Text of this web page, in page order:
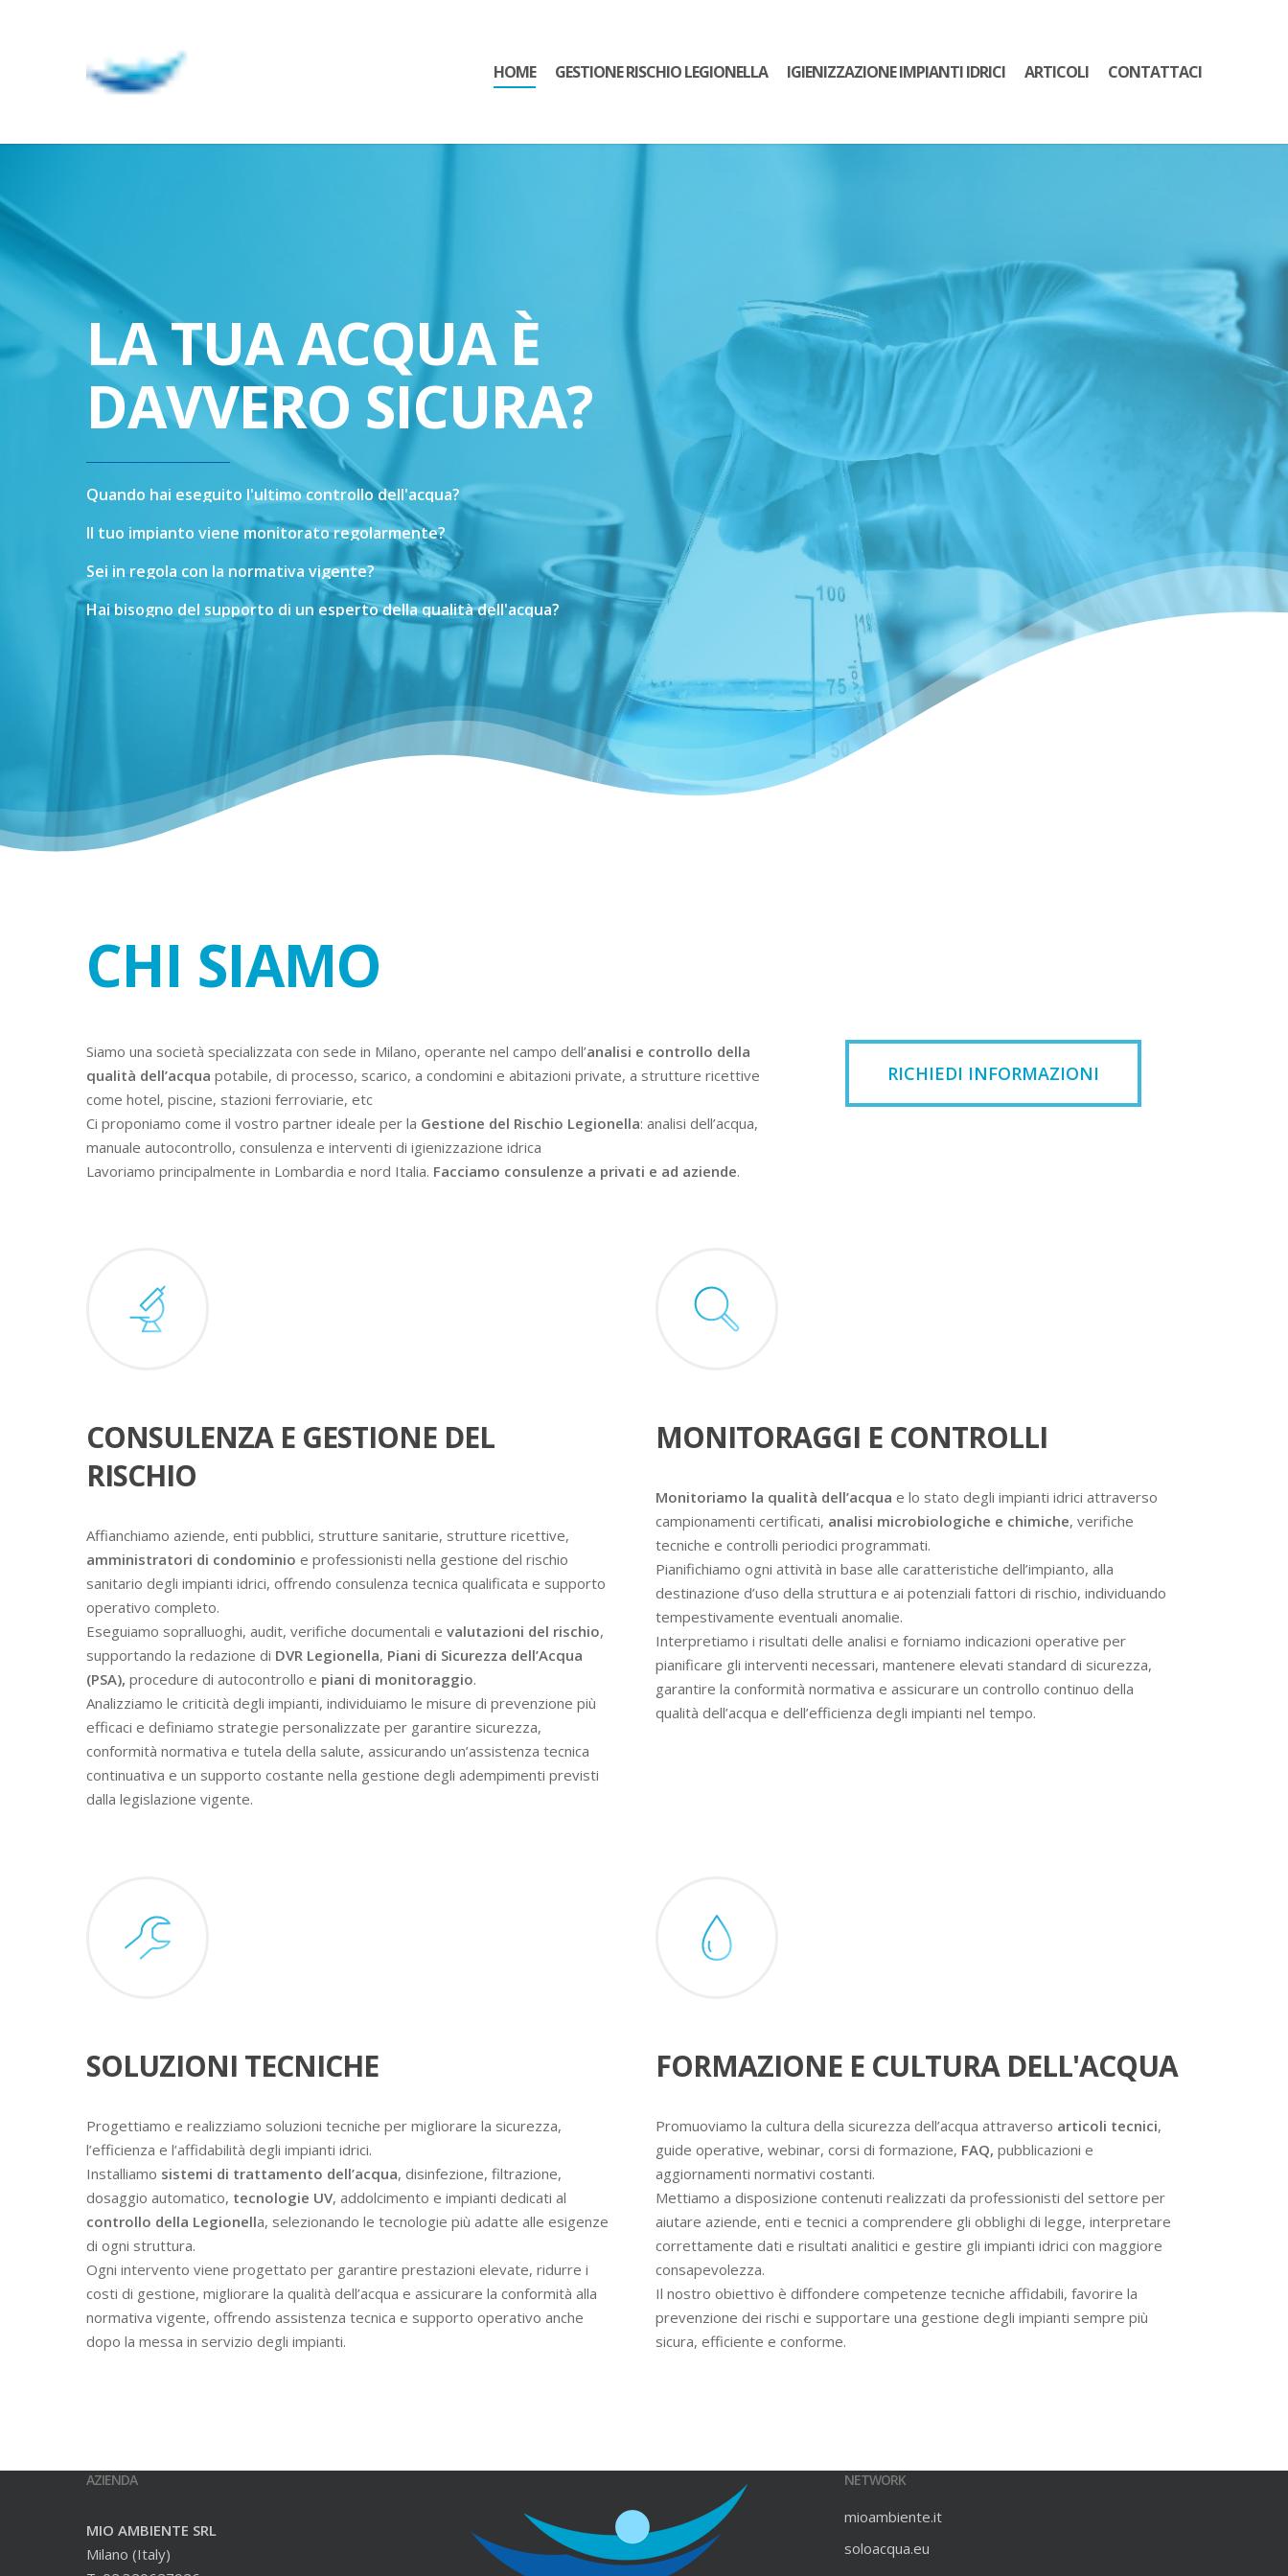
HOME GESTIONE RISCHIO LEGIONELLA IGIENIZZAZIONE IMPIANTI IDRICI ARTICOLI CONTATTACI
LA TUA ACQUA È
DAVVERO SICURA?
Quando hai eseguito l'ultimo controllo dell'acqua?
Il tuo impianto viene monitoratoregolarmente?
Sei in regola con la normativa vigente?
Hai bisogno del supporto di un espertodellaqualitàdell'acqua?
CHI SIAMO
Siamo una società specializzata con sede in Milano, operante nel campo dell’analisi e controllo della
qualità dell’acquapotabile, di processo, scarico, a condomini e abitazioni private, a strutture ricettive
come hotel, piscine, stazioni ferroviarie, etc
Ci proponiamo come il vostro partner ideale per la Gestione del Rischio Legionella: analisi dell’acqua,
manuale autocontrollo, consulenza e interventi di igienizzazione idrica
Lavoriamo principalmente in Lombardia e nord Italia. Facciamo consulenze a privati e ad aziende.
RICHIEDI INFORMAZIONI
CONSULENZA E GESTIONE DEL
RISCHIO
Affianchiamo aziende, enti pubblici, strutture sanitarie, strutture ricettive,
amministratori di condominio e professionisti nella gestione del rischio
sanitario degli impianti idrici, offrendo consulenza tecnica qualificata e supporto
operativo completo.
Eseguiamo sopralluoghi, audit, verifiche documentali evalutazioni del rischio,
supportando la redazione di DVR Legionella, Piani di Sicurezza dell’Acqua
(PSA), procedure di autocontrollo e piani di monitoraggio.
Analizziamo le criticità degli impianti, individuiamo le misure di prevenzione più
efficaci e definiamo strategie personalizzate per garantire sicurezza,
conformità normativa e tutela della salute, assicurando un’assistenza tecnica
continuativa e un supporto costante nella gestione degli adempimenti previsti
dalla legislazione vigente.
MONITORAGGI E CONTROLLI
Monitoriamo la qualità dell’acqua e lo stato degli impianti idrici attraverso
campionamenti certificati, analisi microbiologiche e chimiche, verifiche
tecniche e controlli periodici programmati.
Pianifichiamo ogni attività in base alle caratteristiche dell’impianto, alla
destinazione d’uso della struttura e ai potenziali fattori di rischio, individuando
tempestivamente eventuali anomalie.
Interpretiamo i risultati delle analisi e forniamo indicazioni operative per
pianificare gli interventi necessari, mantenere elevati standard di sicurezza,
garantire la conformità normativa e assicurare un controllo continuo della
qualità dell’acqua e dell’efficienza degli impianti nel tempo.
SOLUZIONI TECNICHE
Progettiamo e realizziamo soluzioni tecniche per migliorare la sicurezza,
l’efficienza e l’affidabilità degli impianti idrici.
Installiamo sistemi di trattamento dell’acqua, disinfezione, filtrazione,
dosaggio automatico, tecnologie UV, addolcimento e impianti dedicati al
controllo della Legionella, selezionando le tecnologie più adatte alle esigenze
di ogni struttura.
Ogni intervento viene progettato per garantire prestazioni elevate, ridurre i
costi di gestione, migliorare la qualità dell’acqua e assicurare la conformità alla
normativa vigente, offrendo assistenza tecnica e supporto operativo anche
dopo la messa in servizio degli impianti.
FORMAZIONE E CULTURA DELL'ACQUA
Promuoviamo la cultura della sicurezza dell’acqua attraverso articoli tecnici,
guide operative, webinar, corsi di formazione, FAQ, pubblicazioni e
aggiornamenti normativi costanti.
Mettiamo a disposizione contenuti realizzati da professionisti del settore per
aiutare aziende, enti e tecnici a comprendere gli obblighi di legge, interpretare
correttamente dati e risultati analitici e gestire gli impianti idrici con maggiore
consapevolezza.
Il nostro obiettivo è diffondere competenze tecniche affidabili, favorire la
prevenzione dei rischi e supportare una gestione degli impianti sempre più
sicura, efficiente e conforme.
AZIENDA
MIO AMBIENTE SRL
Milano (Italy)
NETWORK
mioambiente.it
soloacqua.eu